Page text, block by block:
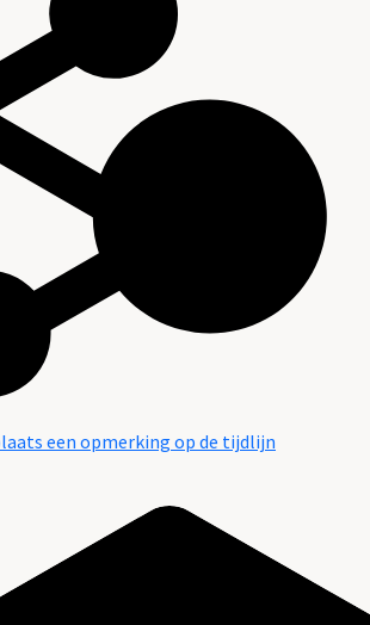
een opmerking op de tijdlijn